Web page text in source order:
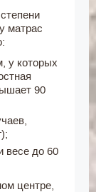
матрас
у которых
90
весе до 60
центре,